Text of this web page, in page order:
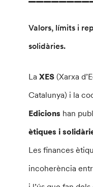
Valors, límits i
solidàries.
LaXES (Xarxa
Catalunya) i la
Edicions han
ètiques i
Les finances
incoherència